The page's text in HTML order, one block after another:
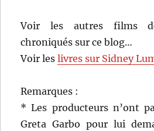
Voir les autres films
chroniqués sur ce blog…
Voir leslivres sur Sidney
Remarques :
* Les producteurs n’ont
Greta Garbo pour lui